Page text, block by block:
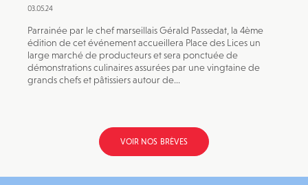
03.05.24
Parrainée par le chef marseillais Gérald Passedat, la 4ème
édition de cet événement accueillera Place des Lices un
large marché de producteurs et sera ponctuée de
démonstrations culinaires assurées par une vingtaine de
grands chefs et pâtissiers autour de...
VOIR NOS BRÈVES